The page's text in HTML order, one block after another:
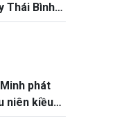
Thái Bình
Paparo
phát
niên kiều
năm 2026